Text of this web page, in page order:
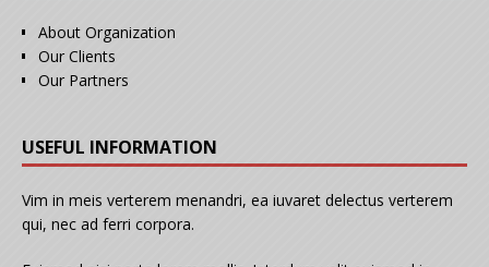
About Organization
Our Clients
Our Partners
USEFUL INFORMATION
Vim in meis verterem menandri, ea iuvaret delectus verterem
qui, nec ad ferri corpora.